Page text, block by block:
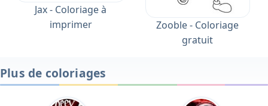
Jax - Coloriage à
imprimer
Zooble - Coloriage
gratuit
Plus de coloriages